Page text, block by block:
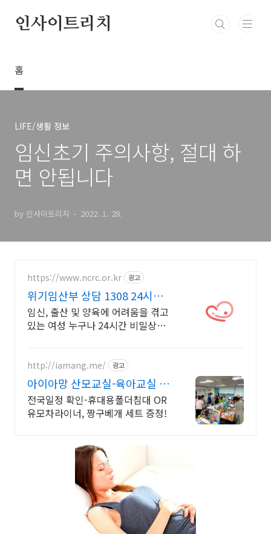
인사이트리치
홈
LIFE/생활 정보
임신초기 주의사항, 절대 하
면 안됩니다
by 인사이트리치 2022. 1. 28.
https://www.ncrc.or.kr 광고
위기임산부 상담 1308 24시간
비밀상담
임신, 출산 및 양육에 어려움을 겪고
있는 여성 누구나 24시간 비밀상담
http://iamang.me/ 광고
아이아망 산모교실-육아교실 7
월산모교실, 전국산모교실
전국일정 확인-휴대용폴더침대 OR
유모차라이너, 짱구베개 세트 증정!